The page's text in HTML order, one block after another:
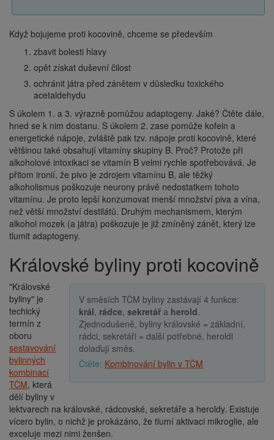
Když bojujeme proti kocovině, chceme se především
zbavit bolesti hlavy
opět získat duševní čilost
ochránit játra před zánětem v důsledku toxického
acetaldehydu
S úkolem 1. a 3. výrazně pomůžou adaptogeny. Jaké? Čtěte dále,
hned se k nim dostanu. S úkolem 2. zase pomůže kofein a
energetické nápoje, zvláště pak tzv. nápoje proti kocovině, které
většinou také obsahují vitamíny skupiny B. Proč? Protože při
alkoholové intoxikaci se vitamín B velmi rychle spotřebovává. Je
přitom ironií, že pivo je zdrojem vitamínu B, ale těžký
alkoholismus poškozuje neurony právě nedostatkem tohoto
vitamínu. Je proto lepší konzumovat menší množství piva a vína,
než větší množství destilátů. Druhým mechanismem, kterým
alkohol mozek (a játra) poškozuje je již zmíněný zánět, který lze
tlumit adaptogeny.
Královské byliny proti kocovině
V směsích TČM byliny zastávají 4 funkce:
král, rádce, sekretář a herold.
Zjednodušeně, byliny královské = základní,
rádci, sekretáři = další potřebné, heroldi
dolaďují směs.
Kombinování bylin v TČM
"Královské
byliny" je
techický
termín z
oboru
sestavování
bylinných
kombinací
TČM, která
dělí byliny v
lektvarech na královské, rádcovské, sekretáře a heroldy. Existuje
vícero bylin, o nichž je prokázáno, že tlumí aktivaci mikroglie, ale
exceluje mezi nimi ženšen.